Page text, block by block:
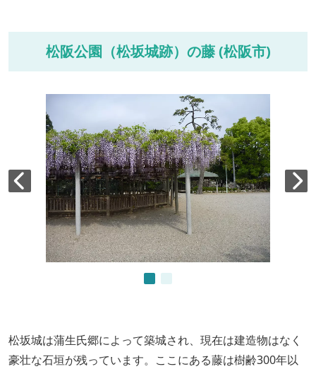
松阪公園（松坂城跡）の藤 (松阪市)
松坂城は蒲生氏郷によって築城され、現在は建造物はなく
豪壮な石垣が残っています。ここにある藤は樹齢300年以